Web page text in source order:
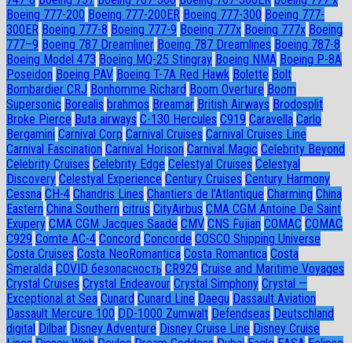
Boeing 777-200 Boeing 777-200ER Boeing 777-300 Boeing 777-
300ER Boeing 777-8 Boeing 777-9 Boeing 777x Boeing 777х Boeing
777–9 Boeing 787 Dreamliner Boeing 787 Dreamlines Boeing 787-8
Boeing Model 473 Boeing MQ-25 Stingray Boeing NMA Boeing P-8A
Poseidon Boeing PAV Boeing T-7A Red Hawk Bolette Bolt
Bombardier CRJ Bonhomme Richard Boom Overture Boom
Supersonic Borealis brahmos Breamar British Airways Brodosplit
Broke Pierce Buta airways C-130 Hercules C919 Caravella Carlo
Bergamini Carnival Corp Carnival Cruises Carnival Cruises Line
Carnival Fascination Carnival Horison Carnival Magic Celebrity Beyond
Celebrity Cruises Celebrity Edge Celestyal Cruises Celestyal
Discovery Celestyal Experience Century Cruises Century Harmony
Cessna CH-4 Chandris Lines Chantiers de l’Atlantique Charming China
Eastern China Southern citrus CityAirbus CMA CGM Antoine De Saint
Exupery CMA CGM Jacques Saade CMV CNS Fujian COMAC COMAC
C929 Comte AC-4 Concord Concorde COSCO Shipping Universe
Costa Cruises Costa NeoRomantica Costa Romantica Costa
Smeralda COVID безопасность CR929 Cruise and Maritime Voyages
Crystal Cruises Crystal Endeavour Crystal Simphony Crystal —
Exceptional at Sea Cunard Cunard Line Daegu Dassault Aviation
Dassault Mercure 100 DD-1000 Zumwalt Defendseas Deutschland
digital Dilbar Disney Adventure Disney Cruise Line Disney Cruise